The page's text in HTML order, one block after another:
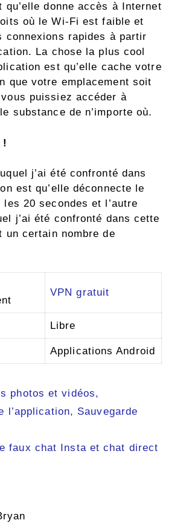
qu’elle donne accès à Internet
où le Wi-Fi est faible et
connexions rapides à partir
La chose la plus cool
est qu’elle cache votre
que votre emplacement soit
puissiez accéder à
substance de n’importe où.
!
j’ai été confronté dans
est qu’elle déconnecte le
20 secondes et l’autre
j’ai été confronté dans cette
un certain nombre de
VPN gratuit
Libre
Applications Android
photos et vidéos,
l’application, Sauvegarde
faux chat Insta et chat direct